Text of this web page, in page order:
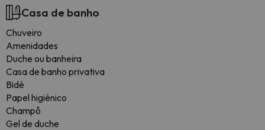
Casa de banho
Chuveiro
Amenidades
Duche ou banheira
Casa de banho privativa
Bidé
Papel higiénico
Champô
Gel de duche